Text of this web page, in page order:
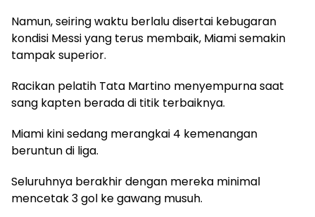
Namun, seiring waktu berlalu disertai kebugaran
kondisi Messi yang terus membaik, Miami semakin
tampak superior.
Racikan pelatih Tata Martino menyempurna saat
sang kapten berada di titik terbaiknya.
Miami kini sedang merangkai 4 kemenangan
beruntun di liga.
Seluruhnya berakhir dengan mereka minimal
mencetak 3 gol ke gawang musuh.